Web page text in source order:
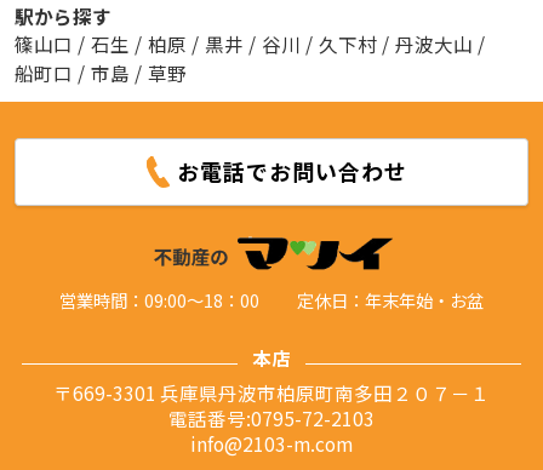
駅から探す
篠山口 / 石生 / 柏原 / 黒井 / 谷川 / 久下村 / 丹波大山 /
船町口 / 市島 / 草野
お電話でお問い合わせ
営業時間：09:00～18：00 定休日：年末年始・お盆
本店
〒669-3301 兵庫県丹波市柏原町南多田２０７－１
電話番号:0795-72-2103
info@2103-m.com